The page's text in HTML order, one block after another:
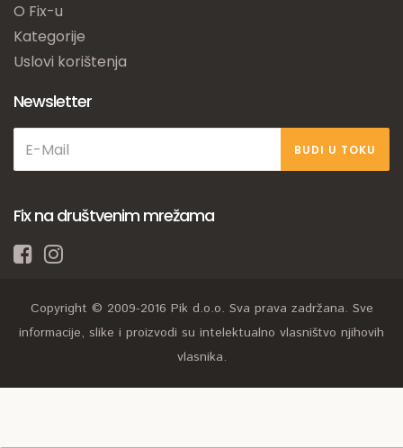
O Fix-u
Kategorije
Uslovi korištenja
Newsletter
BUDI U TOKU
Fix na društvenim mrežama
Copyright © 2009-2016 Pik d.o.o. Sva prava zadržana. Sve
informacije, slike i proizvodi su intelektualno vlasništvo njihovih
vlasnika.